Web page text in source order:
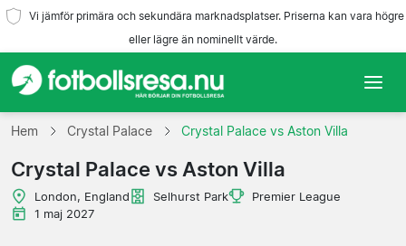
Vi jämför primära och sekundära marknadsplatser. Priserna kan vara högre
eller lägre än nominellt värde.
Hem
Lag
Ligor
Hem Crystal Palace Crystal Palace vs Aston Villa
Crystal Palace vs Aston Villa
London, England Selhurst Park
Premier League
1 maj 2027